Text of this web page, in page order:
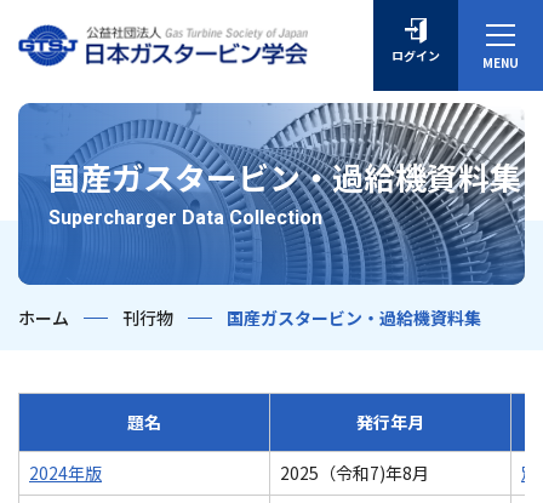
ログイン
国産ガスタービン・過給機資料集
Supercharger Data Collection
ホーム 刊行物 国産ガスタービン・過給機資料集
題名 発行年月
2024年版 2025（令和7)年8月 別